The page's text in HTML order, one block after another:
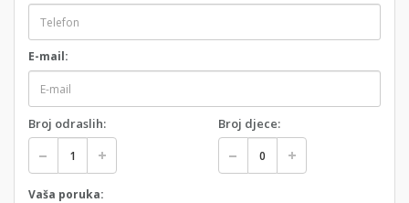
E-mail:
Broj odraslih: Broj djece:
Vaša poruka: